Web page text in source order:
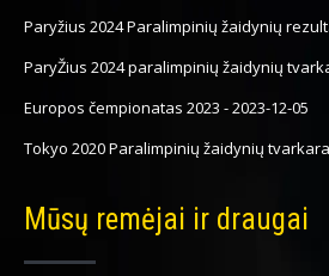
Paryžius 2024 Paralimpinių žaidynių
ParyŽius 2024 paralimpinių žaidynių
Europos čempionatas 2023 -2023-12-05
Tokyo 2020 Paralimpinių žaidynių
Mūsų remėjai ir draugai